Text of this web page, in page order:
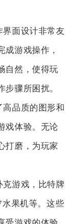
面设计非常友
成游戏操作，
自然，使得玩
骤所困扰。
品质的图形和
戏体验。无论
打磨，为玩家
克游戏，比特牌
果机等。这些